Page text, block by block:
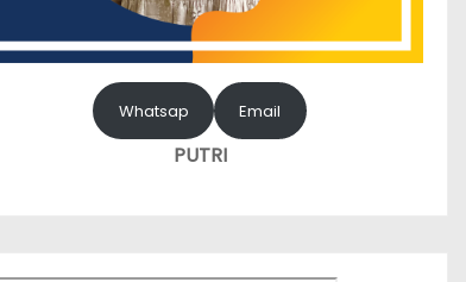
Whatsap Email
PUTRI